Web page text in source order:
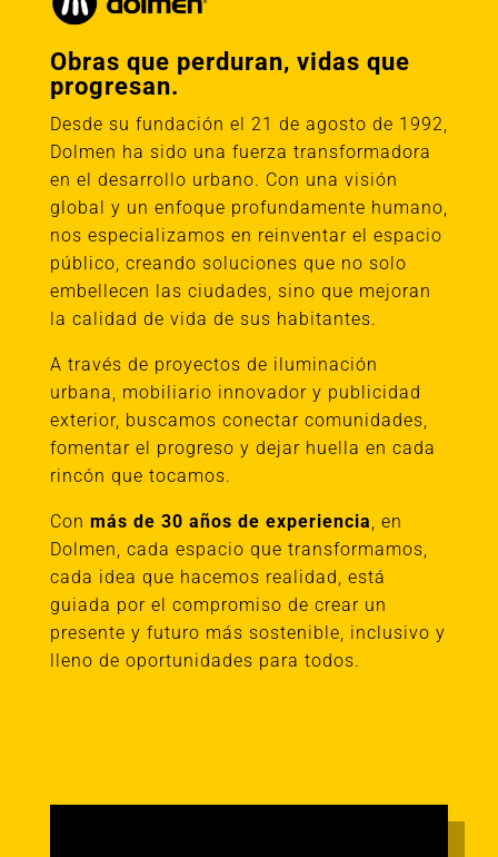
Obras que perduran, vidas que
progresan.
Desde su fundación el 21 de agosto de 1992,
Dolmen ha sido una fuerza transformadora
en el desarrollo urbano. Con una visión
global y un enfoque profundamente humano,
nos especializamos en reinventar el espacio
público, creando soluciones que no solo
embellecen las ciudades, sino que mejoran
la calidad de vida de sus habitantes.
A través de proyectos de iluminación
urbana, mobiliario innovador y publicidad
exterior, buscamos conectar comunidades,
fomentar el progreso y dejar huella en cada
rincón que tocamos.
Con más de 30 años de experiencia, en
Dolmen, cada espacio que transformamos,
cada idea que hacemos realidad, está
guiada por el compromiso de crear un
presente y futuro más sostenible, inclusivo y
lleno de oportunidades para todos.